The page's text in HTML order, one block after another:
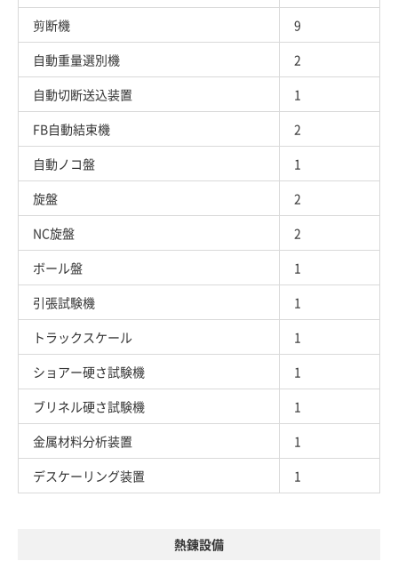
剪断機
9
自動重量選別機
2
自動切断送込装置
1
FB自動結束機
2
自動ノコ盤
1
旋盤
2
NC旋盤
2
ボール盤
1
引張試験機
1
トラックスケール
1
ショアー硬さ試験機
1
ブリネル硬さ試験機
1
金属材料分析装置
1
デスケーリング装置
1
熱錬設備